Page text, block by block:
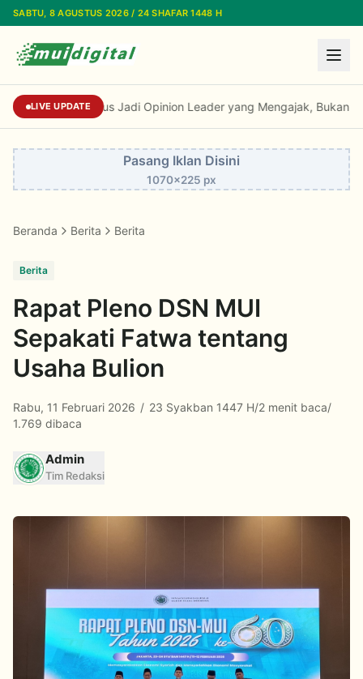
Lewati ke konten utama
SABTU, 8 AGUSTUS 2026 / 24 SHAFAR 1448 H
LIVE UPDATE Kiai Cholil: Dai Harus Jadi Opinion Leader
Pasang Iklan Disini
1070x225 px
Beranda Berita Berita
Berita
Rapat Pleno DSN MUI
Sepakati Fatwa tentang
Usaha Bulion
Rabu, 11 Februari 2026 / 23 Syakban 1447 H/2 menit baca/
1.769 dibaca
Admin
Tim Redaksi